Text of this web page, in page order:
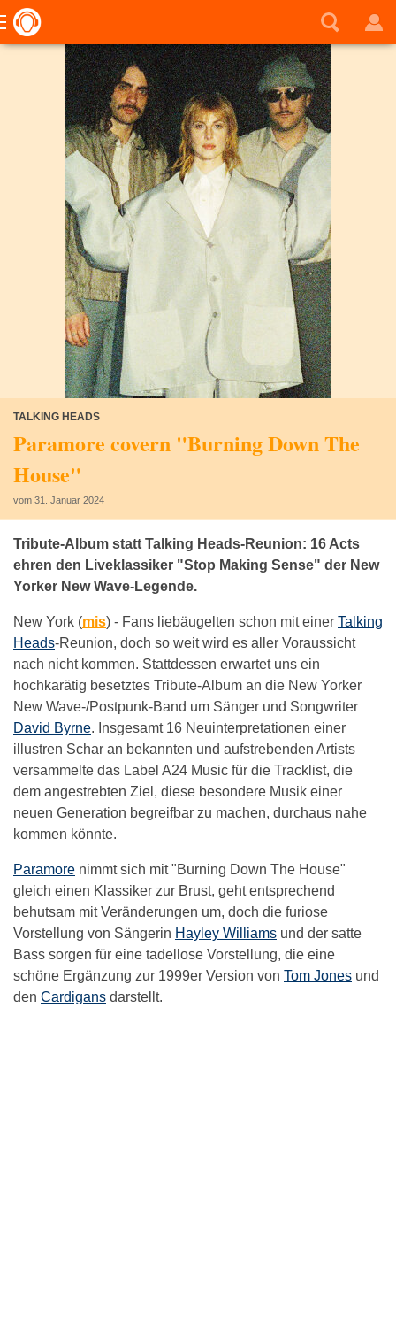
TALKING HEADS
Paramore covern "Burning Down The
House"
vom 31. Januar 2024
Tribute-Album statt Talking Heads-Reunion: 16 Acts
ehren den Liveklassiker "Stop Making Sense" der New
Yorker New Wave-Legende.
New York (mis) - Fans liebäugelten schon mit einer Talking
Heads-Reunion, doch so weit wird es aller Voraussicht
nach nicht kommen. Stattdessen erwartet uns ein
hochkarätig besetztes Tribute-Album an die New Yorker
New Wave-/Postpunk-Band um Sänger und Songwriter
David Byrne. Insgesamt 16 Neuinterpretationen einer
illustren Schar an bekannten und aufstrebenden Artists
versammelte das Label A24 Music für die Tracklist, die
dem angestrebten Ziel, diese besondere Musik einer
neuen Generation begreifbar zu machen, durchaus nahe
kommen könnte.
Paramore nimmt sich mit "Burning Down The House"
gleich einen Klassiker zur Brust, geht entsprechend
behutsam mit Veränderungen um, doch die furiose
Vorstellung von Sängerin Hayley Williams und der satte
Bass sorgen für eine tadellose Vorstellung, die eine
schöne Ergänzung zur 1999er Version von Tom Jones und
den Cardigans darstellt.